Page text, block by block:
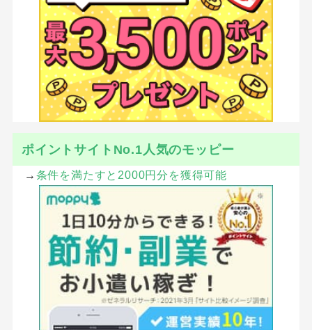
ポイントサイトNo.1人気のモッピー
→ 条件を満たすと2000円分を獲得可能